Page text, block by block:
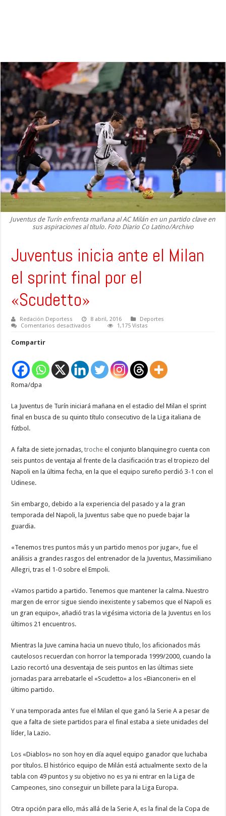
Juventus de Turín enfrenta mañana al AC Milán en un partido clave en
sus aspiraciones al título. Foto Diario Co Latino/Archivo
Juventus inicia ante el Milan
el sprint final por el
«Scudetto»
Redación Deportess 8 abril, 2016
Deportes
Comentarios desactivados
el
sprint
final
1,175 Vistas
Compartir
Roma/dpa
La Juventus de Turín iniciará mañana en el estadio del Milan el sprint
final en busca de su quinto título consecutivo de la Liga italiana de
fútbol .
A falta de siete jornadas,troche el conjunto blanquinegro cuenta con
seis puntos de ventaja al frente de la clasificación tras el tropiezo del
Napoli en la última fecha, en la que el equipo sureño perdió 3-1 con el
Udinese.
Sin embargo, debido a la experiencia del pasado y a la gran
temporada del Napoli, la Juventus sabe que no puede bajar la
guardia.
«Tenemos tres puntos más y un partido menos por jugar», fue el
análisis a grandes rasgos del entrenador de la Juventus, Massimiliano
Allegri, tras el 1-0 sobre el Empoli.
«Vamos partido a partido. Tenemos que mantener la calma. Nuestro
margen de error sigue siendo inexistente y sabemos que el Napoli es
un gran equipo», añadió tras la vigésima victoria de la Juventus en los
últimos 21 encuentros.
Mientras la Juve camina hacia un nuevo título, los aficionados más
cautelosos recuerdan con horror la temporada 1999/2000, cuando la
Lazio recortó una desventaja de seis puntos en las últimas siete
jornadas para arrebatarle el «Scudetto» a los «Bianconeri» en el
último partido.
Y una temporada antes fue el Milan el que ganó la Serie A a pesar de
que a falta de siete partidos para el final estaba a siete unidades del
líder, la Lazio.
Los «Diablos» no son hoy en día aquel equipo ganador que luchaba
por títulos. El histórico equipo de Milán está actualmente sexto de la
tabla con 49 puntos y su objetivo no es ya ni entrar en la Liga de
Campeones, sino conseguir un billete para la Liga Europa.
Otra opción para ello, más allá de la Serie A, es la final de la Copa de